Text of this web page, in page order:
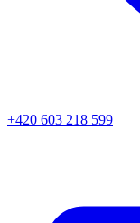
+420 603 218 599